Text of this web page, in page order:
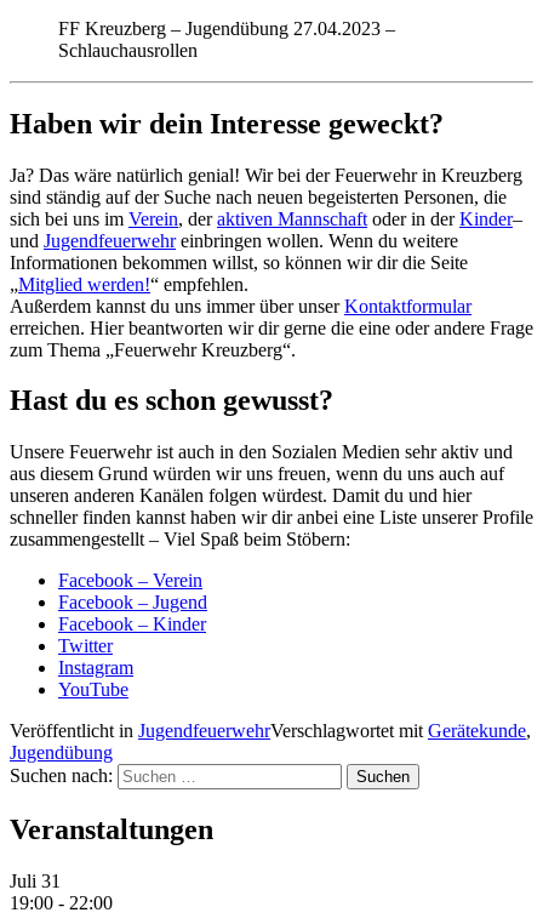
FF Kreuzberg – Jugendübung 27.04.2023 –
Schlauchausrollen
Haben wir dein Interesse geweckt?
Ja? Das wäre natürlich genial! Wir bei der Feuerwehr in Kreuzberg
sind ständig auf der Suche nach neuen begeisterten Personen, die
sich bei uns im Verein, deraktiven Mannschaft oder in derKinder–
und Jugendfeuerwehreinbringen wollen. Wenn du weitere
Informationen bekommen willst, so können wir dir die Seite
„Mitglied werden!“ empfehlen.
Außerdem kannst du uns immer über unserKontaktformular
erreichen. Hier beantworten wir dir gerne die eine oder andere Frage
zum Thema „Feuerwehr Kreuzberg“.
Hast du es schon gewusst?
Unsere Feuerwehr ist auch in den Sozialen Medien sehr aktiv und
aus diesem Grund würden wir uns freuen, wenn du uns auch auf
unseren anderen Kanälen folgen würdest. Damit du und hier
schneller finden kannst haben wir dir anbei eine Liste unserer Profile
zusammengestellt – Viel Spaß beim Stöbern:
Facebook – Verein
Facebook – Jugend
Facebook – Kinder
Twitter
Instagram
YouTube
Veröffentlicht in JugendfeuerwehrVerschlagwortet mit Gerätekunde,
Jugendübung
Suchen nach:
Veranstaltungen
Juli 31
19:00 - 22:00